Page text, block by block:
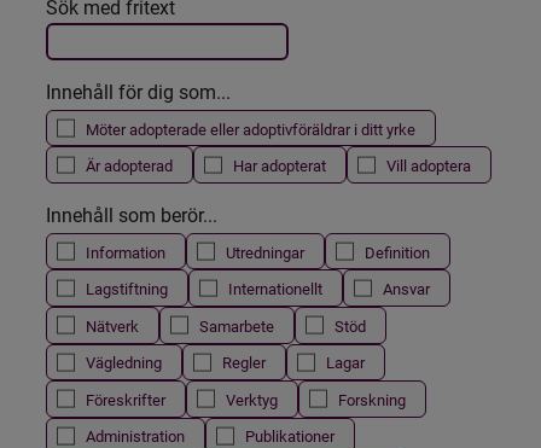
Filtrera resultatet
Det här formuläret postas automatiskt
Sök med fritext
Innehåll för dig som...
Möter adopterade eller adoptivföräldrar i ditt yrke
Är adopterad
Har adopterat Vill adoptera
Innehåll som berör...
Information Utredningar
Definition
Lagstiftning
Internationellt
Ansvar
Nätverk
Samarbete
Stöd
Vägledning
Regler
Lagar
Föreskrifter
Verktyg
Forskning
Administration
Publikationer